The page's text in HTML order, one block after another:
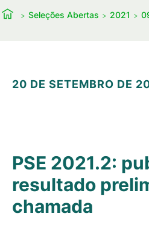
Seleções Abertas 2021
20 DE SETEMBRO DE
PSE 2021.2:
resultado
chamada